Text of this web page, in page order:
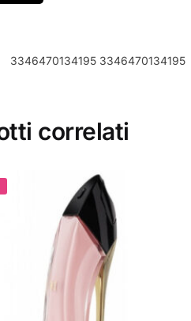
3346470134195 3346470134195
correlati